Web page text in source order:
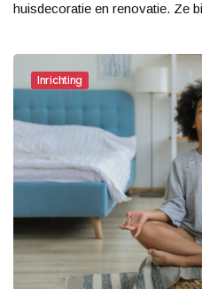
huisdecoratie en renovatie. Ze
Inrichting